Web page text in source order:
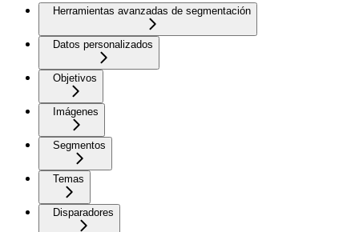
Herramientas avanzadas de segmentación
Datos personalizados
Objetivos
Imágenes
Segmentos
Temas
Disparadores